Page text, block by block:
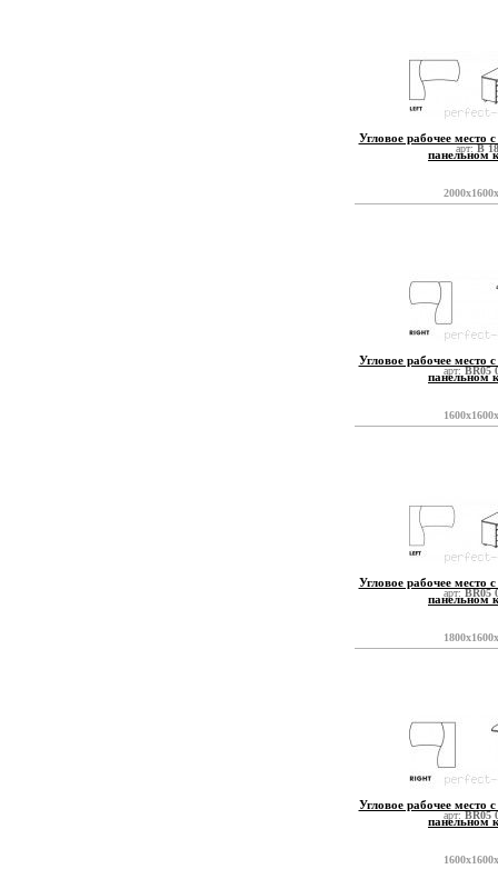
арт:B
Угловое рабочее место
панельном
арт:BR05
Угловое рабочее место
панельном
арт:BR05
Угловое рабочее место
панельном
арт:BR05
Угловое рабочее место
панельном